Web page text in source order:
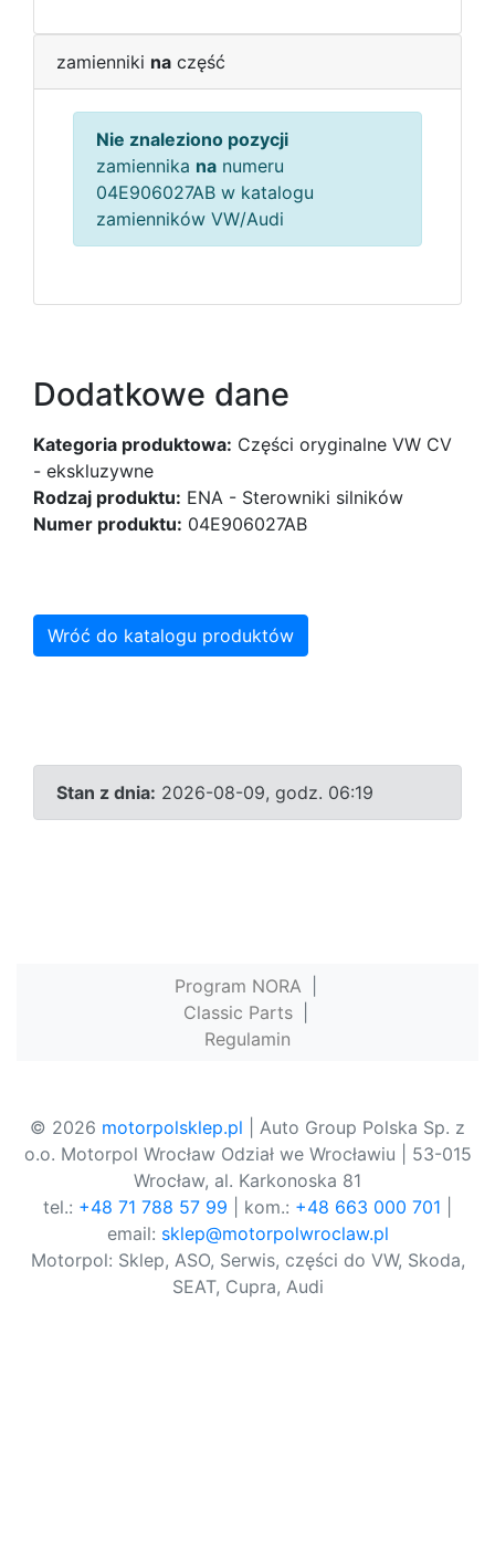
zamienniki na część
Nie znaleziono pozycji
zamiennika na numeru
04E906027AB w katalogu
zamienników VW/Audi
Dodatkowe dane
Kategoria produktowa: Części oryginalne VW CV
- ekskluzywne
Rodzaj produktu: ENA - Sterowniki silników
Numer produktu: 04E906027AB
Wróć do katalogu produktów
Stan z dnia: 2026-08-09, godz. 06:19
Program NORA
Classic Parts
Regulamin
© 2026 motorpolsklep.pl | Auto Group Polska Sp. z
o.o. Motorpol Wrocław Odział we Wrocławiu | 53-015
Wrocław, al. Karkonoska 81
tel.: +48 71 788 57 99 | kom.: +48 663 000 701
email: sklep@motorpolwroclaw.pl
Motorpol: Sklep, ASO, Serwis, części do VW, Skoda,
SEAT, Cupra, Audi